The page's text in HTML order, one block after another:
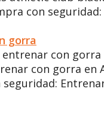
con
gorra
entrenar con gorra
con gorra en
seguridad: